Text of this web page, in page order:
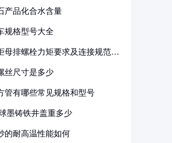
产品化合水含量
规格型号大全
母排螺栓力矩要求及连接规范详
丝尺寸是多少
管有哪些常见规格和型号
墨铸铁井盖重多少
的耐高温性能如何